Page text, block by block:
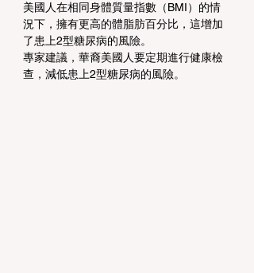
美國人在相同身體質量指數（BMI）的情
況下，擁有更高的體脂肪百分比，這增加
了患上2型糖尿病的風險。
專家建議，華裔美國人要定期進行健康檢
查，減低患上2型糖尿病的風險。